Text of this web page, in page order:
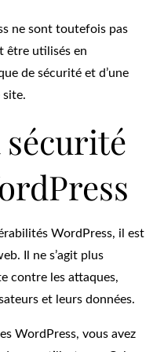
ne sont toutefois pas
être utilisés en
de sécurité et d’une
site.
sécurité
WordPress, il est
Il ne s’agit plus
contre les attaques,
et leurs données.
WordPress, vous avez